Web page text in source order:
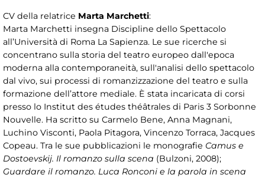
CV della relatrice Marta Marchetti:
Marta Marchetti insegna Discipline dello Spettacolo
all’Università di Roma La Sapienza. Le sue ricerche si
concentrano sulla storia del teatro europeo dall'epoca
moderna alla contemporaneità, sull'analisi dello spettacolo
dal vivo, sui processi di romanzizzazione del teatro e sulla
formazione dell’attore mediale. È stata incaricata di corsi
presso lo Institut des études théâtrales di Paris 3 Sorbonne
Nouvelle. Ha scritto su Carmelo Bene, Anna Magnani,
Luchino Visconti, Paola Pitagora, Vincenzo Torraca, Jacques
Copeau. Tra le sue pubblicazioni le monografie Camus e
Dostoevskij. Il romanzo sulla scena (Bulzoni, 2008);
Guardare il romanzo. Luca Ronconi e la parola in scena